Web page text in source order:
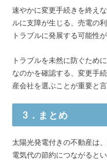
速やかに変更手続きを終え
ルに支障が生じる、売電の
トラブルに発展する可能性が
トラブルを未然に防ぐため
なのかを確認する、変更手
産会社を選ぶことが重要と言
3．まとめ
太陽光発電付きの不動産は
電気代の節約につながると